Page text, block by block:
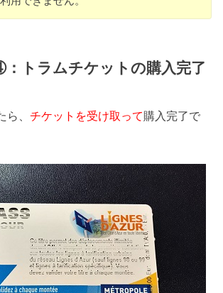
トラムチケットの購入完了
ら、チケットを受け取って購入完了で